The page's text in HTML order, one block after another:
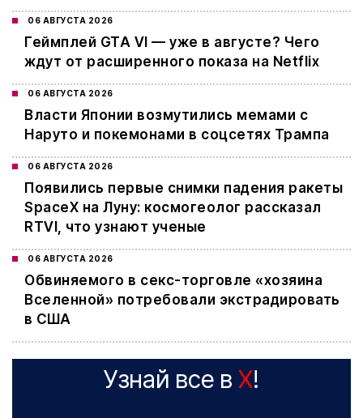
06 АВГУСТА 2026
Геймплей GTA VI — уже в августе? Чего
ждут от расширенного показа на Netflix
06 АВГУСТА 2026
Власти Японии возмутились мемами с
Наруто и покемонами в соцсетях Трампа
06 АВГУСТА 2026
Появились первые снимки падения ракеты
SpaceX на Луну: космогеолог рассказал
RTVI, что узнают ученые
06 АВГУСТА 2026
Обвиняемого в секс-торговле «хозяина
Вселенной» потребовали экстрадировать
в США
Узнай все в X!